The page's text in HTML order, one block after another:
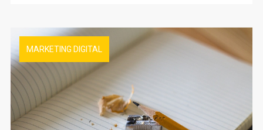
MARKETING DIGITAL